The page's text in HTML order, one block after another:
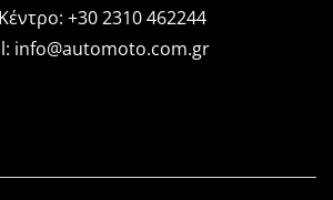
+30 2310 462244
info@automoto.com.gr